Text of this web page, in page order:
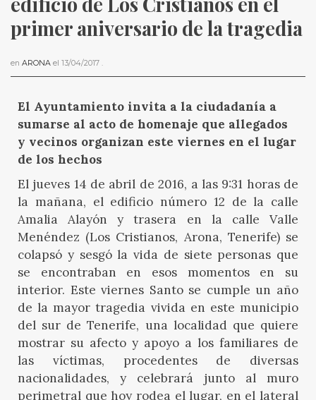
primer aniversario de la tragedia
en ARONA el 13/04/2017 .
El Ayuntamiento invita a la ciudadanía a
sumarse al acto de homenaje que allegados
y vecinos organizan este viernes en el lugar
de los hechos
El jueves 14 de abril de 2016, a las 9:31 horas de
la mañana, el edificio número 12 de la calle
Amalia Alayón y trasera en la calle Valle
Menéndez (Los Cristianos, Arona, Tenerife) se
colapsó y sesgó la vida de siete personas que
se encontraban en esos momentos en su
interior. Este viernes Santo se cumple un año
de la mayor tragedia vivida en este municipio
del sur de Tenerife, una localidad que quiere
mostrar su afecto y apoyo a los familiares de
las víctimas, procedentes de diversas
nacionalidades, y celebrará junto al muro
perimetral que hoy rodea el lugar, en el lateral